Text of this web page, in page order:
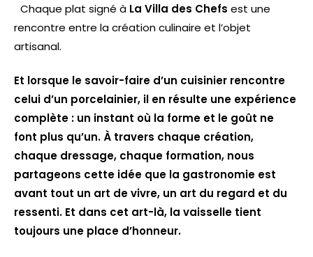
Chaque plat signé à La Villa des Chefs est une
rencontre entre la création culinaire et l’objet
artisanal.
Et lorsque le savoir-faire d’un cuisinier rencontre
celui d’un porcelainier, il en résulte une expérience
complète : un instant où la forme et le goût ne
font plus qu’un. À travers chaque création,
chaque dressage, chaque formation, nous
partageons cette idée que la gastronomie est
avant tout un art de vivre, un art du regard et du
ressenti. Et dans cet art-là, la vaisselle tient
toujours une place d’honneur.